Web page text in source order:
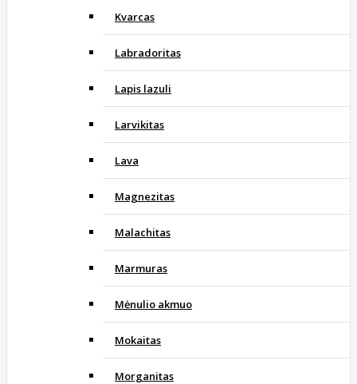
Kvarcas
Labradoritas
Lapis lazuli
Larvikitas
Lava
Magnezitas
Malachitas
Marmuras
Mėnulio akmuo
Mokaitas
Morganitas